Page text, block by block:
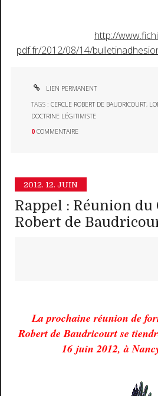
http://
pdf.fr/2012/08/14/
LIEN PERMANENT
TAGS :CERCLE ROBERT DE BAUDRICOURT,
DOCTRINE LÉGITIMISTE
0 COMMENTAIRE
2012. 12. JUIN
Rappel : Réunion du
Robert de
La prochaine réunion de
Robert de Baudricourt se
16 juin 2012, à